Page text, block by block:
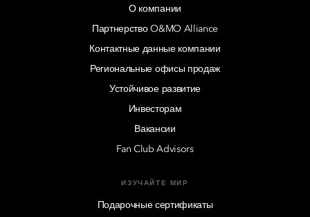
О компании
Партнерство O&MO Alliance
Контактные данные компании
Региональные офисы продаж
Устойчивое развитие
Инвесторам
Вакансии
Fan Club Advisors
ИЗУЧАЙТЕ МИР
Подарочные сертификаты